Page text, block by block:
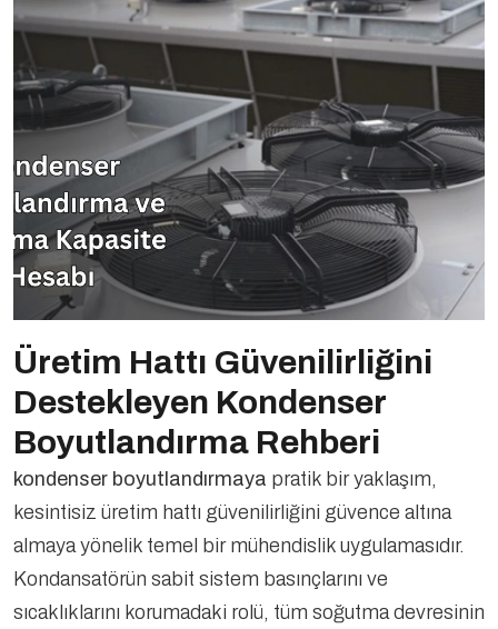
Üretim Hattı Güvenilirliğini
Destekleyen Kondenser
Boyutlandırma Rehberi
kondenser boyutlandırmaya pratik bir yaklaşım,
kesintisiz üretim hattı güvenilirliğini güvence altına
almaya yönelik temel bir mühendislik uygulamasıdır.
Kondansatörün sabit sistem basınçlarını ve
sıcaklıklarını korumadaki rolü, tüm soğutma devresinin